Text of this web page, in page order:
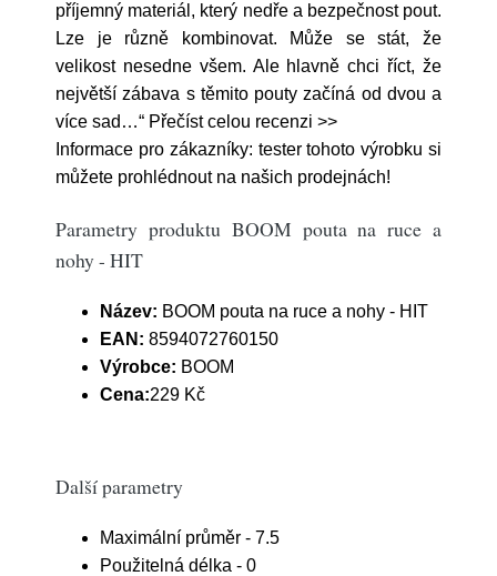
příjemný materiál, který nedře a bezpečnost pout.
Lze je různě kombinovat. Může se stát, že
velikost nesedne všem. Ale hlavně chci říct, že
největší zábava s těmito pouty začíná od dvou a
více sad…“ Přečíst celou recenzi >>
Informace pro zákazníky: tester tohoto výrobku si
můžete prohlédnout na našich prodejnách!
Parametry produktu BOOM pouta na ruce a
nohy - HIT
Název: BOOM pouta na ruce a nohy - HIT
EAN: 8594072760150
Výrobce: BOOM
Cena:229 Kč
Další parametry
Maximální průměr - 7.5
Použitelná délka - 0